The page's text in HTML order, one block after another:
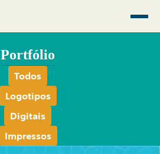
Portfólio
Todos
Logotipos
Digitais
Impressos